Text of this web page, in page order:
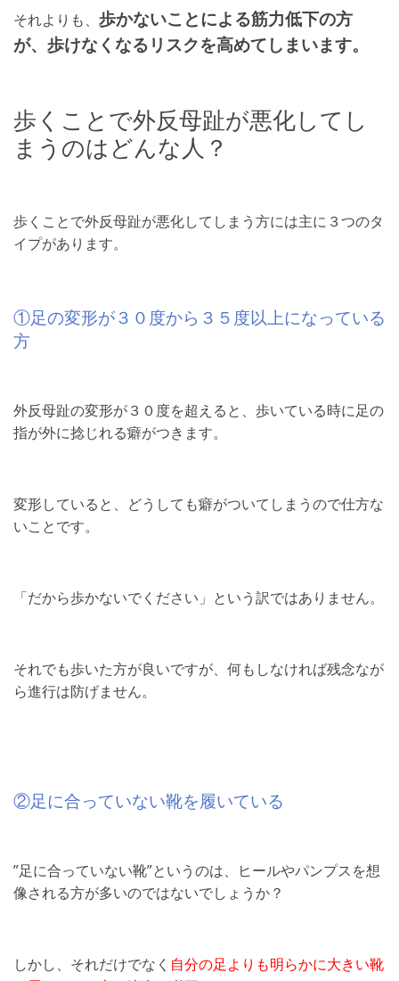
それよりも、 歩かないことによる筋力低下の方
が、歩けなくなるリスクを高めてしまいます。
歩くことで外反母趾が悪化してし
まうのはどんな人？
歩くことで外反母趾が悪化してしまう方には主に３つのタ
イプがあります。
①足の変形が３０度から３５度以上になっている
方
外反母趾の変形が３０度を超えると、歩いている時に足の
指が外に捻じれる癖がつきます。
変形していると、どうしても癖がついてしまうので仕方な
いことです。
「だから歩かないでください」という訳ではありません。
それでも歩いた方が良いですが、何もしなければ残念なが
ら進行は防げません。
②足に合っていない靴を履いている
”足に合っていない靴”というのは、ヒールやパンプスを想
像される方が多いのではないでしょうか？
しかし、それだけでなく 自分の足よりも明らかに大きい靴